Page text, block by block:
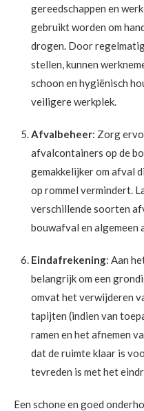
gereedschappen en
gebruikt worden om
drogen. Door
stellen, kunnen
schoon en hygiënisch
veiligere werkplek.
Afvalbeheer: Zorg
afvalcontainers op de
gemakkelijker om afval
op rommel vermindert.
verschillende soorten
bouwafval en algemeen
Eindafrekening: Aan
belangrijk om een
omvat het verwijderen
tapijten (indien van
ramen en het afnemen
dat de ruimte klaar is
tevreden is met het
Een schone en goed